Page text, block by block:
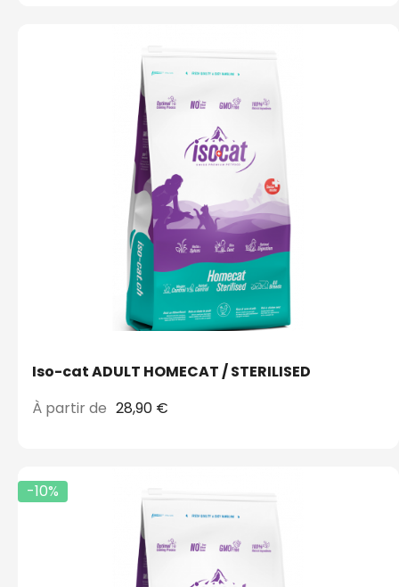
Iso-cat ADULT HOMECAT / STERILISED
À partir de 28,90 €
-10%